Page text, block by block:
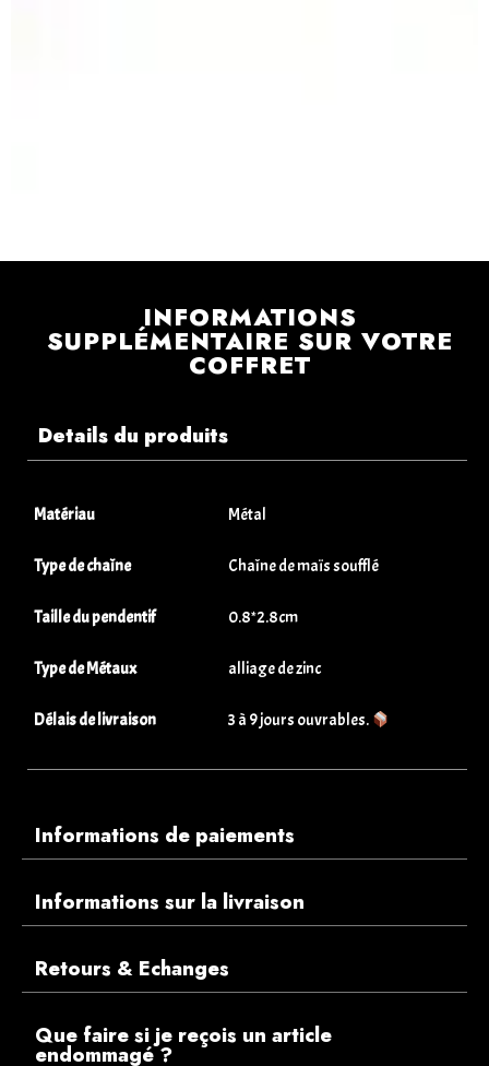
INFORMATIONS
SUPPLÉMENTAIRE SUR VOTRE
COFFRET
Details du produits
Matériau Métal
Type de chaîne Chaîne de maïs soufflé
Taille du pendentif 0.8*2.8cm
Type de Métaux alliage de zinc
Délais de livraison 3 à 9 jours ouvrables.
Informations de paiements
Informations sur la livraison
Retours & Echanges
Que faire si je reçois un article
endommagé ?